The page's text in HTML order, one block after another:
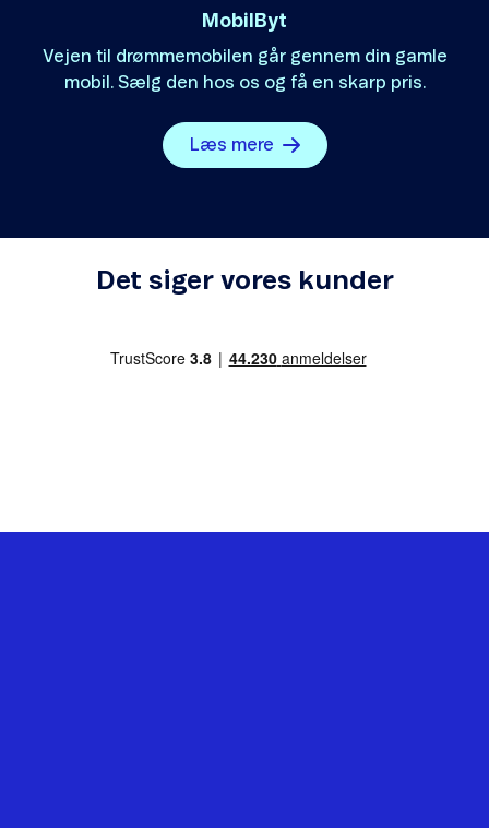
MobilByt
Vejen til drømmemobilen går gennem din gamle
mobil. Sælg den hos os og få en skarp pris.
Læs mere
Det siger vores kunder